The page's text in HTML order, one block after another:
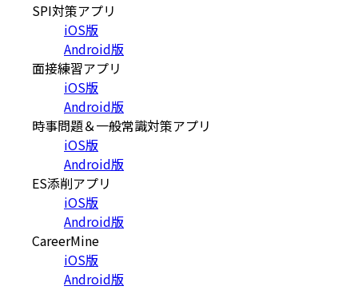
SPI対策アプリ
iOS版
Android版
面接練習アプリ
iOS版
Android版
時事問題＆一般常識対策アプリ
iOS版
Android版
ES添削アプリ
iOS版
Android版
CareerMine
iOS版
Android版